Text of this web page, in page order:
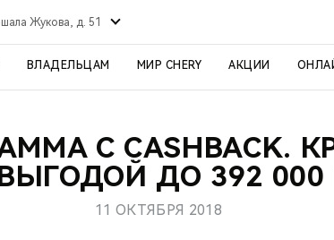
Жукова, д. 51
ВЛАДЕЛЬЦАМ МИР CHERY АКЦИИ
С CASHBACK.
ВЫГОДОЙ ДО 392
11 ОКТЯБРЯ 2018